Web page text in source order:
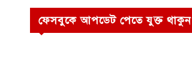
ফেসবুকে আপডেট পেতে যুক্ত থাকুন